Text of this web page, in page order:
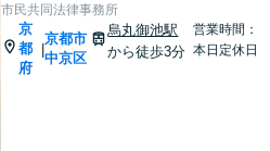
市民共同法律事務所
京
都
府
|
京都市
中京区
烏丸御池駅
から徒歩3分
営業時間：
本日定休日